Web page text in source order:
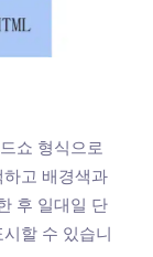
쇼 형식으로
고 배경색과
후 일대일 단
할 수 있습니